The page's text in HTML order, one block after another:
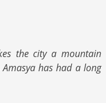
the city a mountain
has had a long